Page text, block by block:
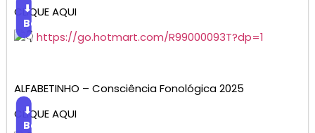
CLIQUE AQUI
⬇
Baixar
https://go.hotmart.com/R99000093T?dp=1
ALFABETINHO – Consciência Fonológica 2025
CLIQUE AQUI
⬇
Baixar